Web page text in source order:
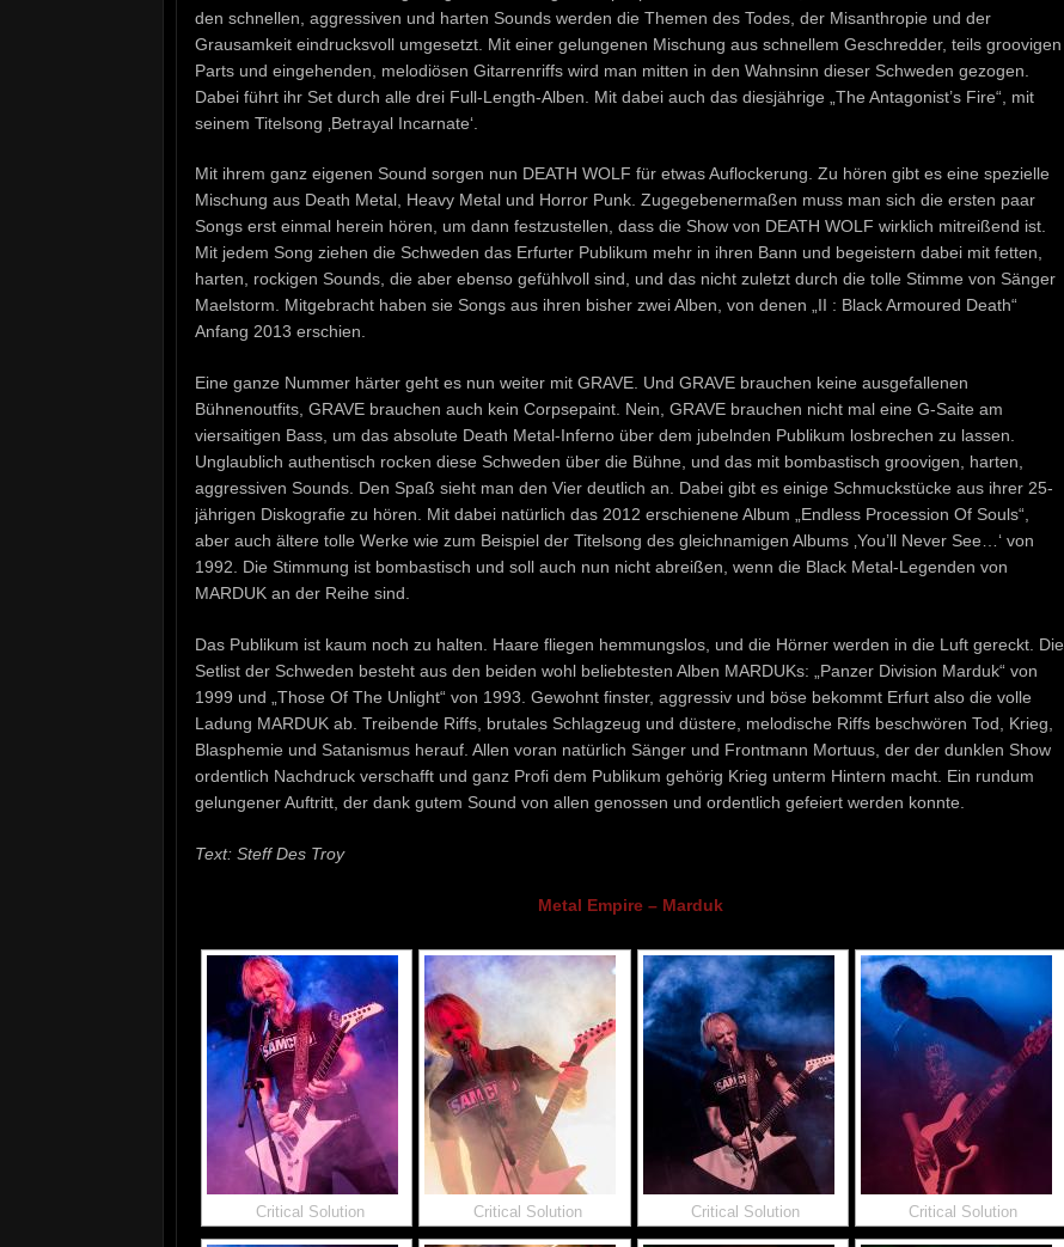
den schnellen, aggressiven und harten Sounds werden die Themen des Todes, der Misanthropie und der
Grausamkeit eindrucksvoll umgesetzt. Mit einer gelungenen Mischung aus schnellem Geschredder, teils groovigen
Parts und eingehenden, melodiösen Gitarrenriffs wird man mitten in den Wahnsinn dieser Schweden gezogen.
Dabei führt ihr Set durch alle drei Full-Length-Alben. Mit dabei auch das diesjährige „The Antagonist’s Fire“, mit
seinem Titelsong ‚Betrayal Incarnate‘.
Mit ihrem ganz eigenen Sound sorgen nun DEATH WOLF für etwas Auflockerung. Zu hören gibt es eine spezielle
Mischung aus Death Metal, Heavy Metal und Horror Punk. Zugegebenermaßen muss man sich die ersten paar
Songs erst einmal herein hören, um dann festzustellen, dass die Show von DEATH WOLF wirklich mitreißend ist.
Mit jedem Song ziehen die Schweden das Erfurter Publikum mehr in ihren Bann und begeistern dabei mit fetten,
harten, rockigen Sounds, die aber ebenso gefühlvoll sind, und das nicht zuletzt durch die tolle Stimme von Sänger
Maelstorm. Mitgebracht haben sie Songs aus ihren bisher zwei Alben, von denen „II : Black Armoured Death“
Anfang 2013 erschien.
Eine ganze Nummer härter geht es nun weiter mit GRAVE. Und GRAVE brauchen keine ausgefallenen
Bühnenoutfits, GRAVE brauchen auch kein Corpsepaint. Nein, GRAVE brauchen nicht mal eine G-Saite am
viersaitigen Bass, um das absolute Death Metal-Inferno über dem jubelnden Publikum losbrechen zu lassen.
Unglaublich authentisch rocken diese Schweden über die Bühne, und das mit bombastisch groovigen, harten,
aggressiven Sounds. Den Spaß sieht man den Vier deutlich an. Dabei gibt es einige Schmuckstücke aus ihrer 25-
jährigen Diskografie zu hören. Mit dabei natürlich das 2012 erschienene Album „Endless Procession Of Souls“,
aber auch ältere tolle Werke wie zum Beispiel der Titelsong des gleichnamigen Albums ‚You’ll Never See…‘ von
1992. Die Stimmung ist bombastisch und soll auch nun nicht abreißen, wenn die Black Metal-Legenden von
MARDUK an der Reihe sind.
Das Publikum ist kaum noch zu halten. Haare fliegen hemmungslos, und die Hörner werden in die Luft gereckt. Die
Setlist der Schweden besteht aus den beiden wohl beliebtesten Alben MARDUKs: „Panzer Division Marduk“ von
1999 und „Those Of The Unlight“ von 1993. Gewohnt finster, aggressiv und böse bekommt Erfurt also die volle
Ladung MARDUK ab. Treibende Riffs, brutales Schlagzeug und düstere, melodische Riffs beschwören Tod, Krieg,
Blasphemie und Satanismus herauf. Allen voran natürlich Sänger und Frontmann Mortuus, der der dunklen Show
ordentlich Nachdruck verschafft und ganz Profi dem Publikum gehörig Krieg unterm Hintern macht. Ein rundum
gelungener Auftritt, der dank gutem Sound von allen genossen und ordentlich gefeiert werden konnte.
Text: Steff Des Troy
Metal Empire – Marduk
Critical Solution Critical Solution Critical Solution Critical Solution